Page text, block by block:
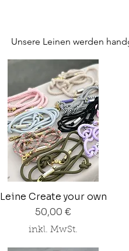
Unsere Leinen werden
kannst du das gern am
Seil Stärke 8 mm (für kleine
Seil Stärke 10 mm (für
Leine Create your own
Preis
50,00 €
inkl. MwSt.